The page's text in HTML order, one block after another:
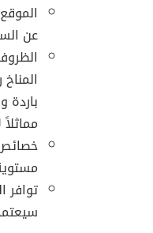
عن
باردة
توافر